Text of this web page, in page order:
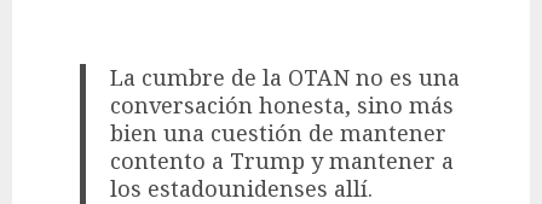
La cumbre de la OTAN no es una
conversación honesta, sino más
bien una cuestión de mantener
contento a Trump y mantener a
los estadounidenses allí.